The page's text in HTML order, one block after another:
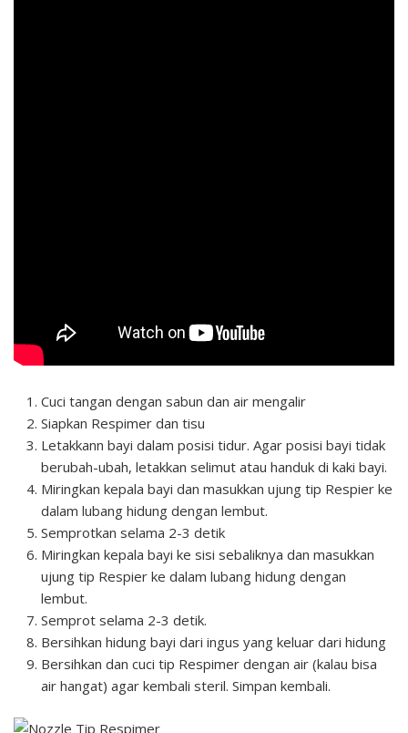
Cuci tangan dengan sabun dan air mengalir
Siapkan Respimer dan tisu
Letakkann bayi dalam posisi tidur. Agar posisi bayi tidak
berubah-ubah, letakkan selimut atau handuk di kaki bayi.
Miringkan kepala bayi dan masukkan ujung tip Respier ke
dalam lubang hidung dengan lembut.
Semprotkan selama 2-3 detik
Miringkan kepala bayi ke sisi sebaliknya dan masukkan
ujung tip Respier ke dalam lubang hidung dengan
lembut.
Semprot selama 2-3 detik.
Bersihkan hidung bayi dari ingus yang keluar dari hidung
Bersihkan dan cuci tip Respimer dengan air (kalau bisa
air hangat) agar kembali steril. Simpan kembali.